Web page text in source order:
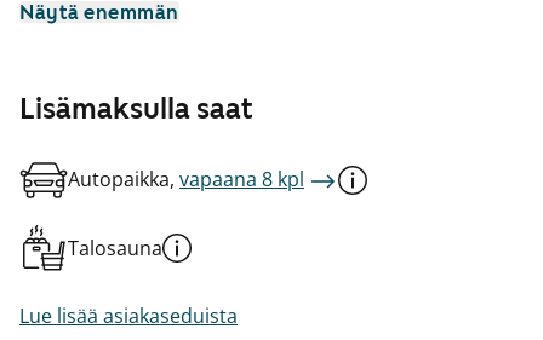
Näytä enemmän
Lisämaksulla saat
Autopaikka, vapaana 8 kpl
Talosauna
Lue lisää asiakaseduista